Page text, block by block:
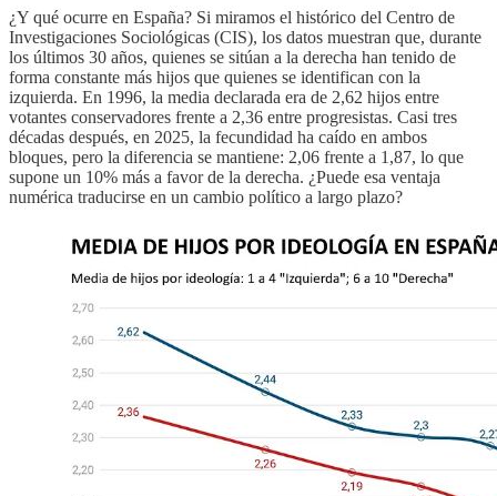
¿Y qué ocurre en España? Si miramos el histórico del Centro de
Investigaciones Sociológicas (CIS), los datos muestran que, durante
los últimos 30 años, quienes se sitúan a la derecha han tenido de
forma constante más hijos que quienes se identifican con la
izquierda. En 1996, la media declarada era de 2,62 hijos entre
votantes conservadores frente a 2,36 entre progresistas. Casi tres
décadas después, en 2025, la fecundidad ha caído en ambos
bloques, pero la diferencia se mantiene: 2,06 frente a 1,87, lo que
supone un 10% más a favor de la derecha. ¿Puede esa ventaja
numérica traducirse en un cambio político a largo plazo?